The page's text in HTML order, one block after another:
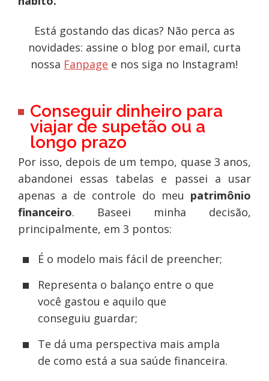
Está gostando das dicas? Não perca as
novidades: assine o blog por email, curta
nossa Fanpage e nos siga no Instagram!
Conseguir dinheiro para
viajar de supetão ou a
longo prazo
Por isso, depois de um tempo, quase 3 anos,
abandonei essas tabelas e passei a usar
apenas a de controle do meu patrimônio
financeiro. Baseei minha decisão,
principalmente, em 3 pontos:
É o modelo mais fácil de preencher;
Representa o balanço entre o que
você gastou e aquilo que
conseguiu guardar;
Te dá uma perspectiva mais ampla
de como está a sua saúde financeira.